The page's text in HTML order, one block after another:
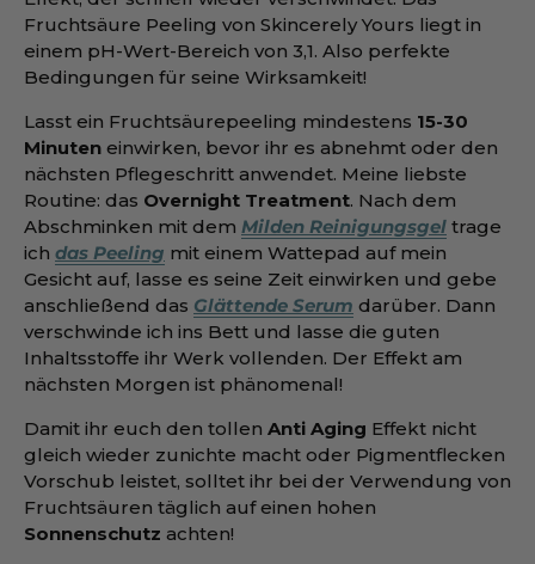
Fruchtsäure Peeling von Skincerely Yours liegt in
einem pH-Wert-Bereich von 3,1. Also perfekte
Bedingungen für seine Wirksamkeit!
Lasst ein Fruchtsäurepeeling mindestens 15-30
Minuten einwirken, bevor ihr es abnehmt oder den
nächsten Pflegeschritt anwendet. Meine liebste
Routine: das Overnight Treatment. Nach dem
Abschminken mit dem Milden Reinigungsgel trage
ich das Peeling mit einem Wattepad auf mein
Gesicht auf, lasse es seine Zeit einwirken und gebe
anschließend das Glättende Serum darüber. Dann
verschwinde ich ins Bett und lasse die guten
Inhaltsstoffe ihr Werk vollenden. Der Effekt am
nächsten Morgen ist phänomenal!
Damit ihr euch den tollen Anti Aging Effekt nicht
gleich wieder zunichte macht oder Pigmentflecken
Vorschub leistet, solltet ihr bei der Verwendung von
Fruchtsäuren täglich auf einen hohen
Sonnenschutz achten!